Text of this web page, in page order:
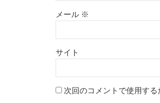
メール ※
サイト
次回のコメントで使用す